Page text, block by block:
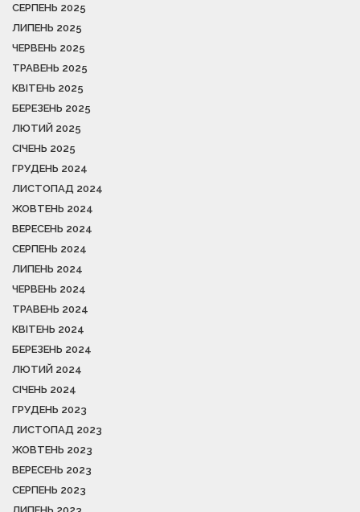
СЕРПЕНЬ 2025
ЛИПЕНЬ 2025
ЧЕРВЕНЬ 2025
ТРАВЕНЬ 2025
КВІТЕНЬ 2025
БЕРЕЗЕНЬ 2025
ЛЮТИЙ 2025
СІЧЕНЬ 2025
ГРУДЕНЬ 2024
ЛИСТОПАД 2024
ЖОВТЕНЬ 2024
ВЕРЕСЕНЬ 2024
СЕРПЕНЬ 2024
ЛИПЕНЬ 2024
ЧЕРВЕНЬ 2024
ТРАВЕНЬ 2024
КВІТЕНЬ 2024
БЕРЕЗЕНЬ 2024
ЛЮТИЙ 2024
СІЧЕНЬ 2024
ГРУДЕНЬ 2023
ЛИСТОПАД 2023
ЖОВТЕНЬ 2023
ВЕРЕСЕНЬ 2023
СЕРПЕНЬ 2023